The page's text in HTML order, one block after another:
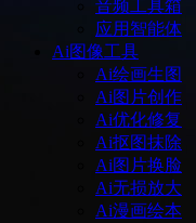
音频工具箱
应用智能体
Ai图像工具
Ai绘画生图
Ai图片创作
Ai优化修复
Ai抠图抹除
Ai图片换脸
Ai无损放大
Ai漫画绘本